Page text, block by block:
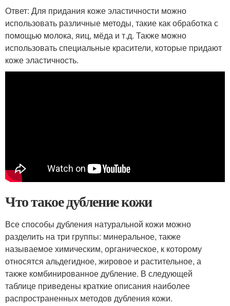
Ответ: Для придания коже эластичности можно
использовать различные методы, такие как обработка с
помощью молока, яиц, мёда и т.д. Также можно
использовать специальные красители, которые придают
коже эластичность.
Что такое дубление кожи
Все способы дубления натуральной кожи можно
разделить на три группы: минеральное, также
называемое химическим, органическое, к которому
относятся альдегидное, жировое и растительное, а
также комбинированное дубление. В следующей
таблице приведены краткие описания наиболее
распространенных методов дубления кожи.